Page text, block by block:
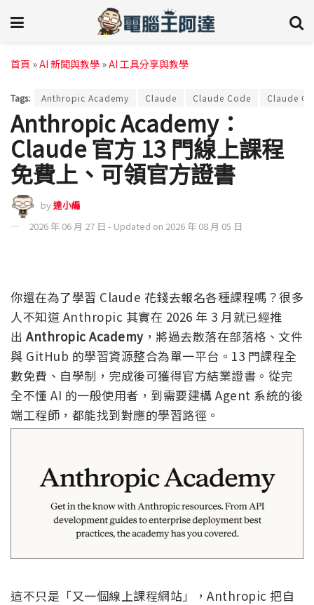
首頁 »AI 新聞與教學 »AI 工具分享與教學
Tags: Anthropic Academy Claude Claude Code Claude
Anthropic Academy：
Claude 官方 13 門線上課程
免費上、可領官方證書
by達小編
2026 年 06 月 27 日 - Updated on 2026 年 08 月 05 日
你還在為了學習 Claude 花錢去報名各種課程嗎？很多
人不知道 Anthropic 其實在 2026 年 3 月就已經推
出Anthropic Academy，將過去散落在部落格、文件
與 GitHub 的學習資源整合為單一平台。13 門課程全
數免費、自學制，完成後可獲得官方結業證書。從完
全不懂 AI 的一般使用者，到需要建構 Agent 系統的後
端工程師，都能找到對應的學習路徑。
這不只是「又一個線上課程網站」，Anthropic 把自